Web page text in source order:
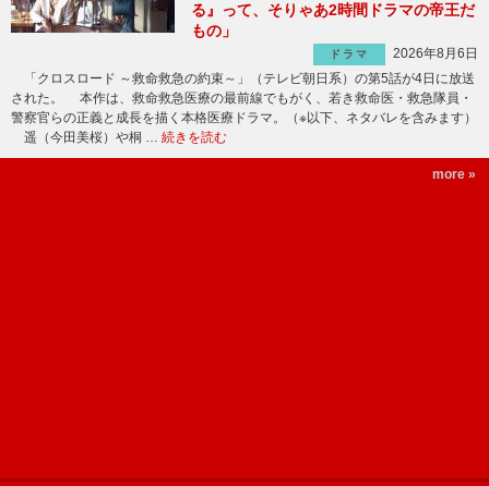
る』って、そりゃあ2時間ドラマの帝王だ
もの」
ドラマ
2026年8月6日
「クロスロード ～救命救急の約束～」（テレビ朝日系）の第5話が4日に放送
された。 本作は、救命救急医療の最前線でもがく、若き救命医・救急隊員・
警察官らの正義と成長を描く本格医療ドラマ。（※以下、ネタバレを含みます）
遥（今田美桜）や桐 … 続きを読む
more »